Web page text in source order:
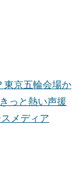
東京五輪会場か
っと熱い声援
メディア